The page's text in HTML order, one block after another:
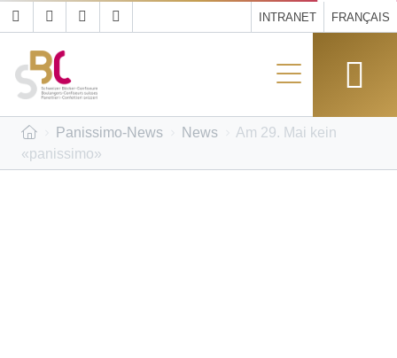
INTRANET FRANÇAIS
Panissimo-News News
Am 29. Mai kein
«panissimo»